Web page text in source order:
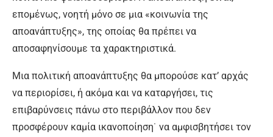
επομένως, νοητή μόνο σε μια «κοινωνία της
αποανάπτυξης», της οποίας θα πρέπει να
αποσαφηνίσουμε τα χαρακτηριστικά.
Μια πολιτική αποανάπτυξης θα μπορούσε κατ’ αρχάς
να περιορίσει, ή ακόμα και να καταργήσει, τις
επιβαρύνσεις πάνω στο περιβάλλον που δεν
προσφέρουν καμία ικανοποίηση˙ να αμφισβητήσει τον